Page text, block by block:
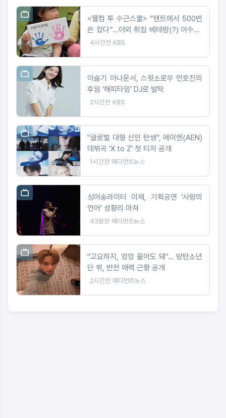
<웰컴 투 수근스쿨> “텐트에서 500번
은 잤다”...야외 취침 베테랑(?) 이수근,
텐트 설치 중 굴욕?!
4시간전 KBS
이슬기 아나운서, 스윗소로우 인호진의
후임 ‘해피타임’ DJ로 발탁
2시간전 KBS
"글로벌 대형 신인 탄생", 에이엔(AEN)
데뷔곡 'X to Z' 첫 티저 공개
1시간전 메디먼트뉴스
싱어송라이터 이제, 기획공연 ‘사랑의
언어’ 성황리 마쳐
43분전 메디먼트뉴스
"고요하지, 엉엉 울어도 돼"… 방탄소년
단 뷔, 반전 매력 근황 공개
2시간전 메디먼트뉴스